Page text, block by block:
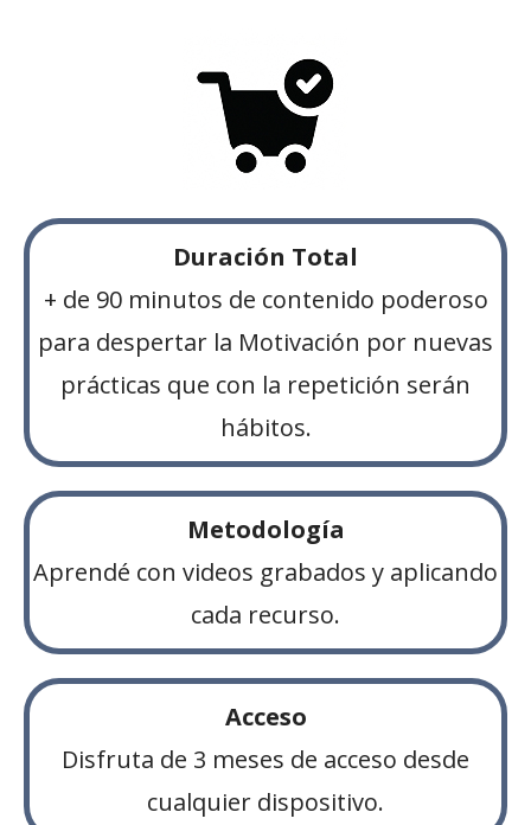
Duración Total
+ de 90 minutos de contenido poderoso
para despertar la Motivación por nuevas
prácticas que con la repetición serán
hábitos.
Metodología
Aprendé con videos grabados y aplicando
cada recurso.
Acceso
Disfruta de 3 meses de acceso desde
cualquier dispositivo.